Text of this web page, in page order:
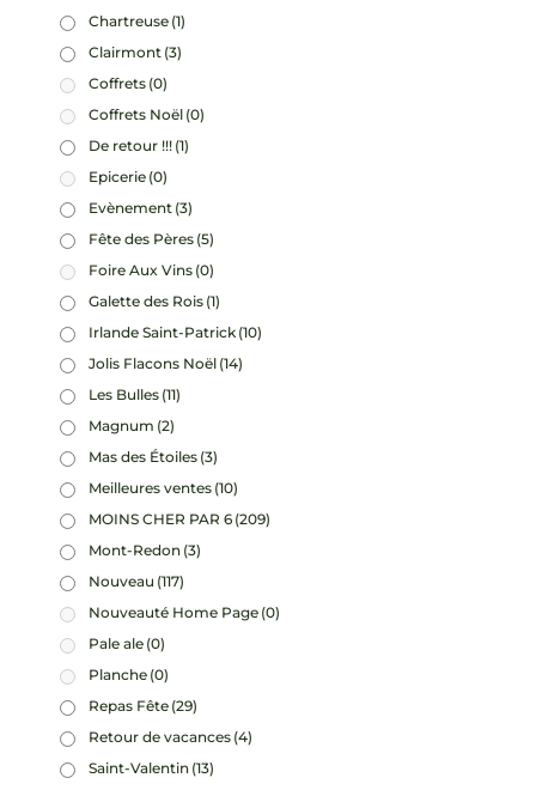
Chartreuse (1)
Clairmont (3)
Coffrets (0)
Coffrets Noël (0)
De retour !!! (1)
Epicerie (0)
Evènement (3)
Fête des Pères (5)
Foire Aux Vins (0)
Galette des Rois (1)
Irlande Saint-Patrick (10)
Jolis Flacons Noël (14)
Les Bulles (11)
Magnum (2)
Mas des Étoiles (3)
Meilleures ventes (10)
MOINS CHER PAR 6 (209)
Mont-Redon (3)
Nouveau (117)
Nouveauté Home Page (0)
Pale ale (0)
Planche (0)
Repas Fête (29)
Retour de vacances (4)
Saint-Valentin (13)